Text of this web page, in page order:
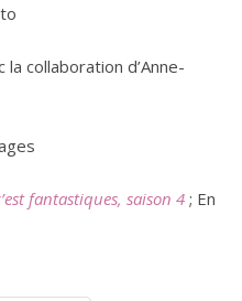
la collaboration d’Anne-
fantastiques, saison 4 ; En